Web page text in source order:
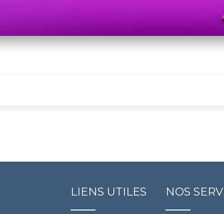
LIENS UTILES NOS